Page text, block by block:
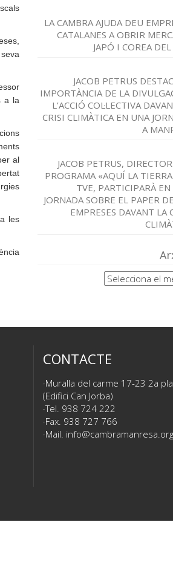
a la
al
les
LA CAMBRA AJUDA DEU
CATALANES A OBRIR
JAPÓ I COREA
JACOB PETRUS
IMPORTÀNCIA DE LA
L’ACCIÓ COL·LECTIVA
CRISI CLIMÀTICA EN UNA
A
JACOB PETRUS,
PROGRAMA «AQUÍ LA
TVE, PARTICIPARÀ
JORNADA SOBRE EL PAPER
EMPRESES DAVANT LA
Arxius
CONTACTE
Muralla del carme 17-23 2a
(Edifici Can Jorba)
Tel. 938 724 222
Fax. 938 727 766
Mail. info@cambramanresa.org